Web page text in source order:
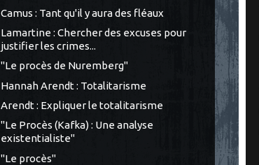
Camus : Tant qu'il y aura des fléaux
Lamartine : Chercher des excuses pour
justifier les crimes...
"Le procès de Nuremberg"
Hannah Arendt : Totalitarisme
Arendt : Expliquer le totalitarisme
"Le Procès (Kafka) : Une analyse
existentialiste"
"Le procès"